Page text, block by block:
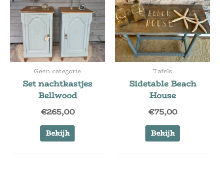
Geen categorie
Set nachtkastjes
Bellwood
€265,00
Bekijk
Tafels
Sidetable Beach
House
€75,00
Bekijk